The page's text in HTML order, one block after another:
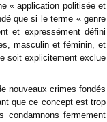
« application politisée et
que si le terme « genre
et expressément défini
masculin et féminin, et
soit explicitement exclue
nouveaux crimes fondés
que ce concept est trop
fermement